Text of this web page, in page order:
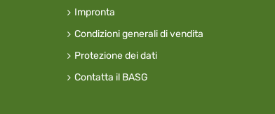
Impronta
Condizioni generali di vendita
Protezione dei dati
Contatta il BASG